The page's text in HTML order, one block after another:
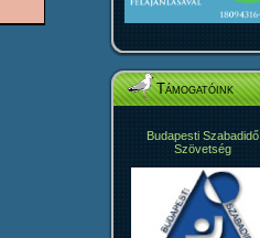
Támogatóink
Budapesti Szabadidő
Szövetség